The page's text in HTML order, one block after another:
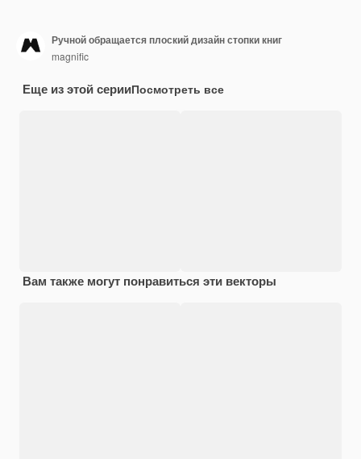
Ручной обращается плоский дизайн стопки книг
magnific
Еще из этой серииПосмотреть все
Вам также могут понравиться эти векторы